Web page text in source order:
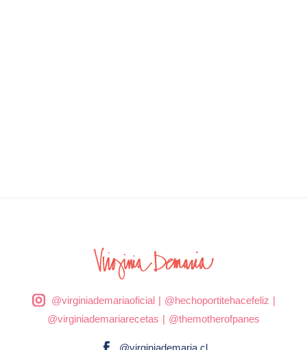
@virginiademariaoficial| @hechoportitehacefeliz |
@virginiademariarecetas | @themotherofpanes
@virginiademaria.cl